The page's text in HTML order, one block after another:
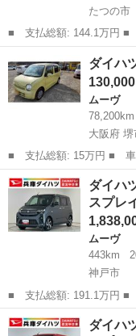
たつの市
■ 支払総額: 144.1万円 ■ 車両本体価格： 1,368,000 円 ■ メーカ
ー名： ダイハツ ■ 車
電動スライドドア 前後
限１年保...
たつの市
ダイハ
130,000
ムーヴ
78,200km
大阪府 堺
■ 支払総額: 15万円 ■ 車両本体価格： 130,000 円 ■ メーカー
名： ダイハツ ■ 車種
格 ■ 排気量： 660cc ■
A...
大阪 堺市 ムーヴ
ダイハ
スプレ
ムーヴ
443km
神戸市
■ 支払総額: 191.1万円 ■ 車両本体価格： 1,838,000 円 ■ メーカ
ー名： ダイハツ ■ 車
ーボ ９インチディスプ
兵庫 神戸市 ムーヴ
ダイハ